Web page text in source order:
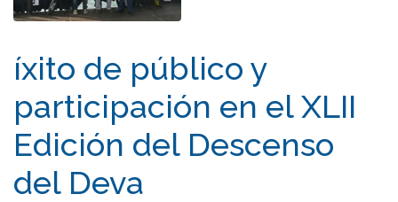
íxito de público y
participación en el XLII
Edición del Descenso
del Deva